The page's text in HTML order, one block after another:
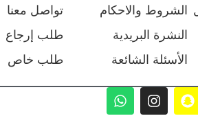
الشروط والاحكام
النشرة البريدية
الأسئلة الشائعة
تواصل معنا
طلب إرجاع
طلب خاص